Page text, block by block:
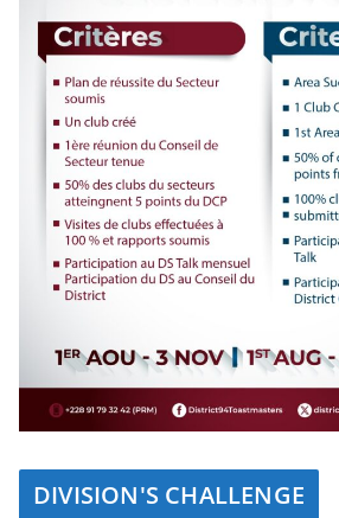
DIVISION'S CHALLENGE